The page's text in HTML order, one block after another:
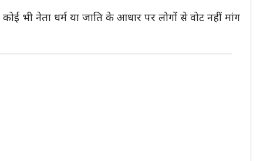
भी नेता धर्म या जाति के आधार पर लोगों से वोट नहीं मांग